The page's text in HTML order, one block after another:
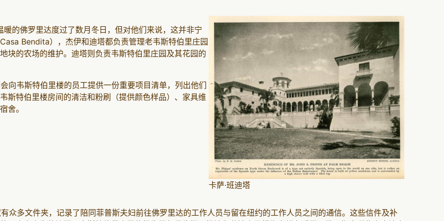
的佛罗里达度过了数月冬日，但对他们来说，这并非宁
Bendita），杰伊和迪塔都负责管理老韦斯特伯里庄园
块的农场的维护。迪塔则负责韦斯特伯里庄园及其花园的
向韦斯特伯里楼的员工提供一份重要项目清单，列出他们
斯特伯里楼房间的清洁和粉刷（提供颜色样品）、家具维
舍。
卡萨·班迪塔
众多文件夹，记录了陪同菲普斯夫妇前往佛罗里达的工作人员与留在纽约的工作人员之间的通信。这些信件及补